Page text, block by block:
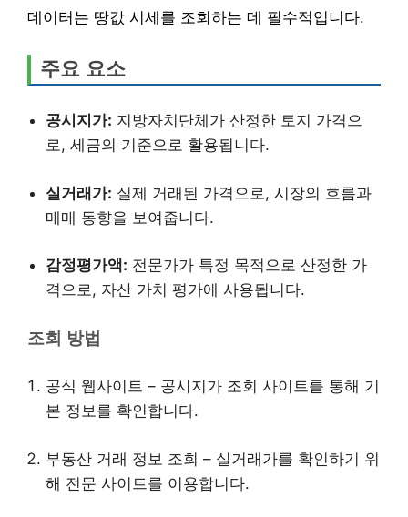
데이터는 땅값 시세를 조회하는 데 필수적입니다.
주요 요소
공시지가: 지방자치단체가 산정한 토지 가격으
로, 세금의 기준으로 활용됩니다.
실거래가: 실제 거래된 가격으로, 시장의 흐름과
매매 동향을 보여줍니다.
감정평가액: 전문가가 특정 목적으로 산정한 가
격으로, 자산 가치 평가에 사용됩니다.
조회 방법
공식 웹사이트 – 공시지가 조회 사이트를 통해 기
본 정보를 확인합니다.
부동산 거래 정보 조회 – 실거래가를 확인하기 위
해 전문 사이트를 이용합니다.